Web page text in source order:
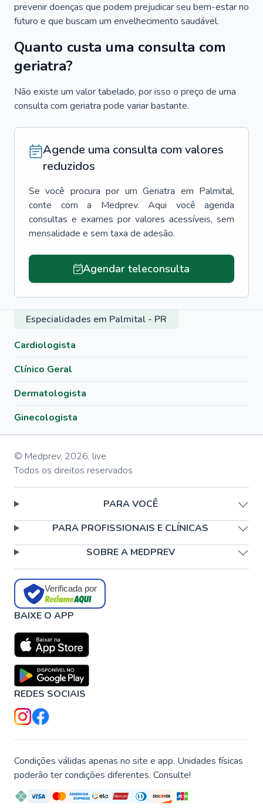
prevenir doenças que podem prejudicar seu bem-estar no
futuro e que buscam um envelhecimento saudável.
Quanto custa uma consulta com
geriatra?
Não existe um valor tabelado, por isso o preço de uma
consulta com geriatra pode variar bastante.
Agende uma consulta com valores
reduzidos
Se você procura por um Geriatra em Palmital,
conte com a Medprev. Aqui você agenda
consultas e exames por valores acessíveis, sem
mensalidade e sem taxa de adesão.
Agendar teleconsulta
Especialidades em Palmital - PR
Cardiologista
Clínico Geral
Dermatologista
Ginecologista
© Medprev, 2026, live
Todos os direitos reservados
PARA VOCÊ
PARA PROFISSIONAIS E CLÍNICAS
SOBRE A MEDPREV
Verificada por
BAIXE O APP
REDES SOCIAIS
Condições válidas apenas no site e app. Unidades físicas
poderão ter condições diferentes. Consulte!